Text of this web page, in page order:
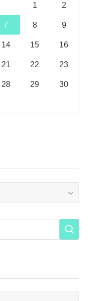
1 2
7 8 9
14 15 16
21 22 23
28 29 30